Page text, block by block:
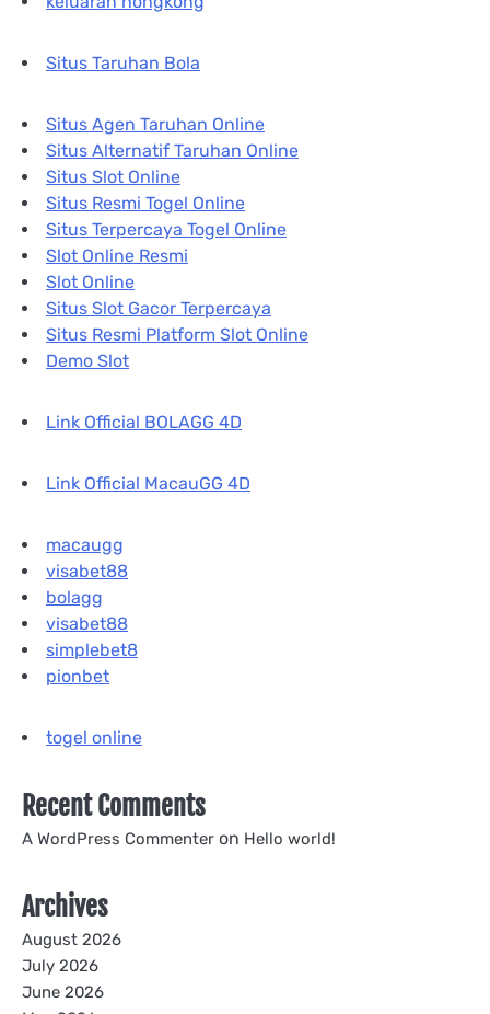
Situs Taruhan Bola
Situs Agen Taruhan Online
Situs Alternatif Taruhan Online
Situs Slot Online
Situs Resmi Togel Online
Situs Terpercaya Togel Online
Slot Online Resmi
Slot Online
Situs Slot Gacor Terpercaya
Situs Resmi Platform Slot Online
Demo Slot
Link Official BOLAGG 4D
Link Official MacauGG 4D
macaugg
visabet88
bolagg
visabet88
simplebet8
pionbet
togel online
Recent Comments
A WordPress Commenter on Hello world!
Archives
August 2026
July 2026
June 2026